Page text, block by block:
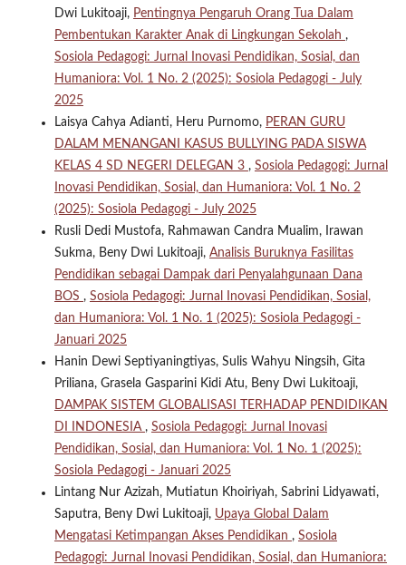
Dwi Lukitoaji, Pentingnya Pengaruh Orang Tua Dalam
Pembentukan Karakter Anak di Lingkungan Sekolah ,
Sosiola Pedagogi: Jurnal Inovasi Pendidikan, Sosial, dan
Humaniora: Vol. 1 No. 2 (2025): Sosiola Pedagogi - July
2025
Laisya Cahya Adianti, Heru Purnomo, PERAN GURU
DALAM MENANGANI KASUS BULLYING PADA SISWA
KELAS 4 SD NEGERI DELEGAN 3 , Sosiola Pedagogi: Jurnal
Inovasi Pendidikan, Sosial, dan Humaniora: Vol. 1 No. 2
(2025): Sosiola Pedagogi - July 2025
Rusli Dedi Mustofa, Rahmawan Candra Mualim, Irawan
Sukma, Beny Dwi Lukitoaji, Analisis Buruknya Fasilitas
Pendidikan sebagai Dampak dari Penyalahgunaan Dana
BOS , Sosiola Pedagogi: Jurnal Inovasi Pendidikan, Sosial,
dan Humaniora: Vol. 1 No. 1 (2025): Sosiola Pedagogi -
Januari 2025
Hanin Dewi Septiyaningtiyas, Sulis Wahyu Ningsih, Gita
Priliana, Grasela Gasparini Kidi Atu, Beny Dwi Lukitoaji,
DAMPAK SISTEM GLOBALISASI TERHADAP PENDIDIKAN
DI INDONESIA , Sosiola Pedagogi: Jurnal Inovasi
Pendidikan, Sosial, dan Humaniora: Vol. 1 No. 1 (2025):
Sosiola Pedagogi - Januari 2025
Lintang Nur Azizah, Mutiatun Khoiriyah, Sabrini Lidyawati,
Saputra, Beny Dwi Lukitoaji, Upaya Global Dalam
Mengatasi Ketimpangan Akses Pendidikan , Sosiola
Pedagogi: Jurnal Inovasi Pendidikan, Sosial, dan Humaniora: